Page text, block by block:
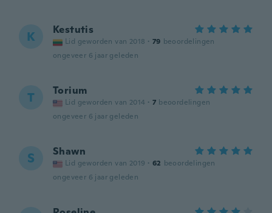
K Kestutis
Lid geworden van 2018 · 79 beoordelingen
ongeveer 6 jaar geleden
T Torium
Lid geworden van 2014 · 7 beoordelingen
ongeveer 6 jaar geleden
S Shawn
Lid geworden van 2019 · 62 beoordelingen
ongeveer 6 jaar geleden